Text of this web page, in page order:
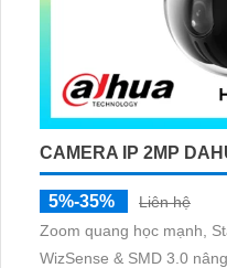
CAMERA IP 2MP
5%-35%
Liên hệ
Zoom quang học mạnh,
WizSense & SMD 3.0